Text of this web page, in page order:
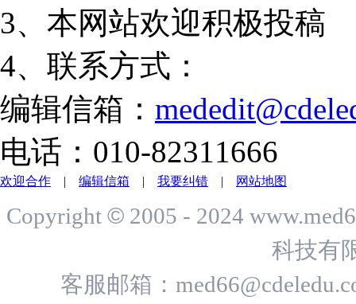
3、本网站欢迎积极投稿
4、联系方式：
编辑信箱：
电话：010-82311666
欢迎合作 | 编辑信箱 | 我要纠错 | 网站地图
Copyright © 2005 - 2024
科技有
客服邮箱：